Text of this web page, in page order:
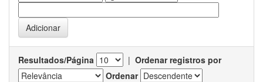
Resultados/Página | Ordenar registros por
Ordenar